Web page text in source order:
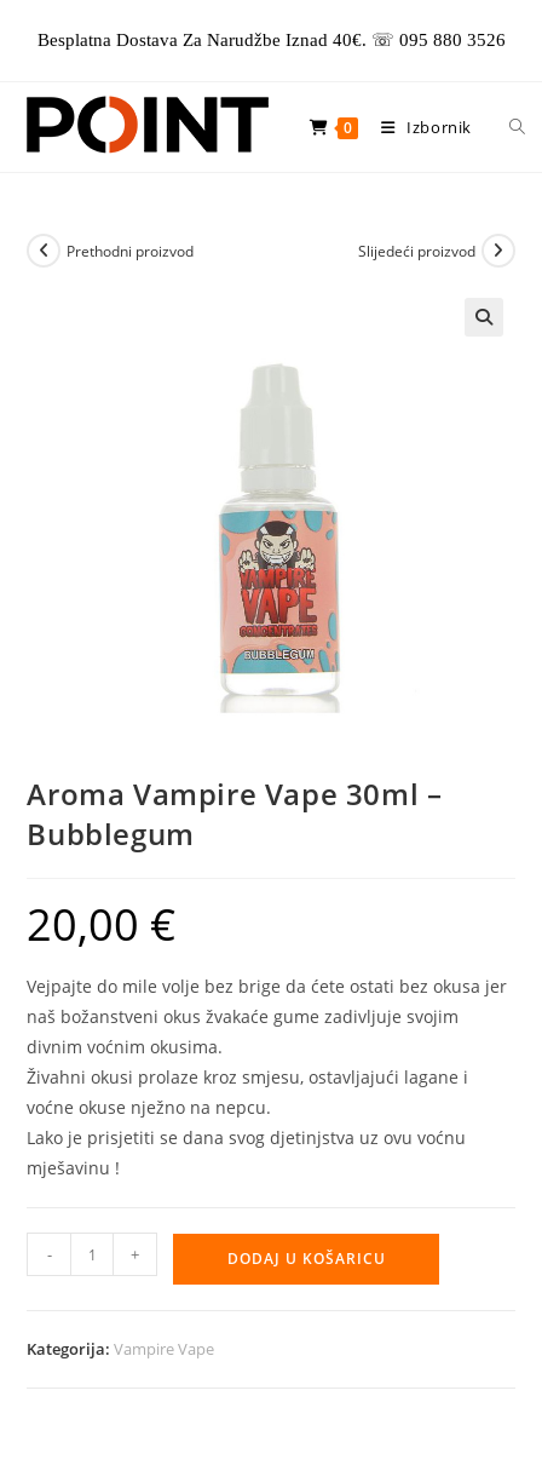
Besplatna Dostava Za Narudžbe Iznad 40€. ☏ 095 880 3526
0 Izbornik
Prethodni proizvod Slijedeći proizvod
Aroma Vampire Vape 30ml –
Bubblegum
20,00 €
Vejpajte do mile volje bez brige da ćete ostati bez okusa jer
naš božanstveni okus žvakaće gume zadivljuje svojim
divnim voćnim okusima.
Živahni okusi prolaze kroz smjesu, ostavljajući lagane i
voćne okuse nježno na nepcu.
Lako je prisjetiti se dana svog djetinjstva uz ovu voćnu
mješavinu !
Vampire
- + DODAJ U KOŠARICU
Kategorija:Vampire Vape